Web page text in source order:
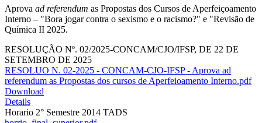
Aprova ad referendum as Propostas dos Cursos de Aperfeiçoamento
Interno – "Bora jogar contra o sexismo e o racismo?" e "Revisão de
Química II 2025.
RESOLUÇÃO Nº. 02/2025-CONCAM/CJO/IFSP, DE 22 DE
SETEMBRO DE 2025
RESOLUO N. 02-2025 - CONCAM-CJO-IFSP - Aprova ad
referendum as Propostas dos cursos de Aperfeioamento Interno.pdf
Download
Details
Horario 2° Semestre 2014 TADS